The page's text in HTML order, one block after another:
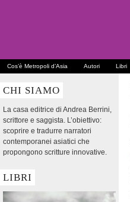
Cos’è Metropoli d’Asia Autori Libri
CHI SIAMO
La casa editrice di Andrea Berrini,
scrittore e saggista. L’obiettivo:
scoprire e tradurre narratori
contemporanei asiatici che
propongono scritture innovative.
LIBRI